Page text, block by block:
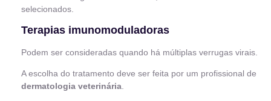
selecionados.
Terapias imunomoduladoras
Podem ser consideradas quando há múltiplas verrugas virais.
A escolha do tratamento deve ser feita por um profissional de
dermatologia veterinária.